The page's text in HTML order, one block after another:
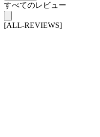
すべてのレビュー
[ALL-REVIEWS]